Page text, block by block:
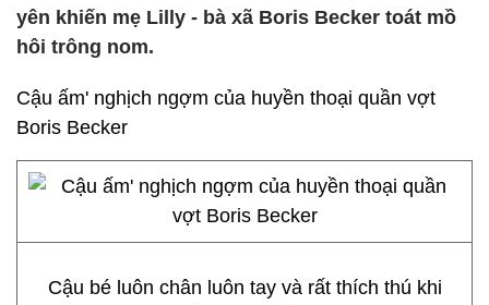
yên khiến mẹ Lilly - bà xã Boris Becker toát mồ
hôi trông nom.
Cậu ấm' nghịch ngợm của huyền thoại quần vợt
Boris Becker
Cậu bé luôn chân luôn tay và rất thích thú khi